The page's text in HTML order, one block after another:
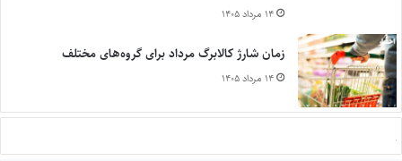
۱۴ مرداد ۱۴۰۵
زمان شارژ کالابرگ مرداد برای گروه‌های مختلف
۱۴ مرداد ۱۴۰۵